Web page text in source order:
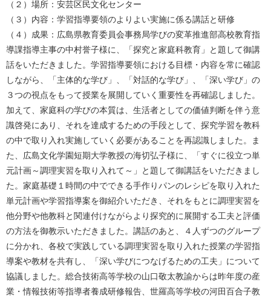
（２）場所：安芸区民文化センター
（３）内容：学習指導要領のよりよい実施に係る講話と研修
（４）成果：広島県教育委員会事務局学びの変革推進部高校教育指
導課指導主事の中村誉子様に、「探究と家庭科教育」と題して御講
話をいただきました。学習指導要領における目標・内容を常に確認
しながら、「主体的な学び」、「対話的な学び」、「深い学び」の
３つの視点をもって授業を展開していく重要性を再確認しました。
加えて、家庭科の学びの本質は、生活者としての価値判断を伴う意
識啓発にあり、それを達成するための手段として、探究学習を教科
の中で取り入れ実施していく必要があることを再認識しました。ま
た、広島文化学園短期大学教授の海切弘子様に、「すぐに役立つ単
元計画～調理実習を取り入れて～」と題して御講話をいただきまし
た。家庭基礎１時間の中でできる手作りパンのレシピを取り入れた
単元計画や学習指導案を御紹介いただき、それをもとに調理実習を
他分野や他教科と関連付けながらより探究的に展開する工夫と評価
の方法を御教示いただきました。講話のあと、４人ずつのグループ
に分かれ、各校で実践している調理実習を取り入れた授業の学習指
導案や教材を共有し、「深い学びにつなげるための工夫」について
協議しました。総合技術高等学校の山口敬太教諭からは昨年度の産
業・情報技術等指導者養成研修報告、世羅高等学校の河田百合子教